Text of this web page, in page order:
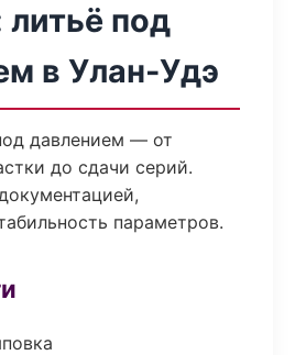
под
в Улан-Удэ
давлением — от
до сдачи серий.
параметров.